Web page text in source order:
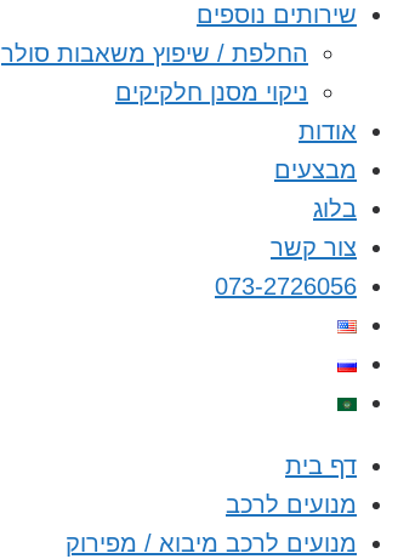
שירותים נוספים
החלפת / שיפוץ משאבות סולר
ניקוי מסנן חלקיקים
אודות
מבצעים
בלוג
צור קשר
073-2726056
דף בית
מנועים לרכב
מנועים לרכב מיבוא / מפירוק